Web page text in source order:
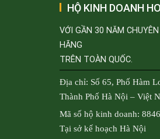
HỘ KINH DOANH
VỚI GẦN 30 NĂM
HÃNG
TRÊN TOÀN QUỐC.
Địa chỉ: Số 65, Phố Hàm
Thành Phố Hà Nội – Việt
Mã số hộ kinh doanh:
Tại sở kế hoạch Hà Nội